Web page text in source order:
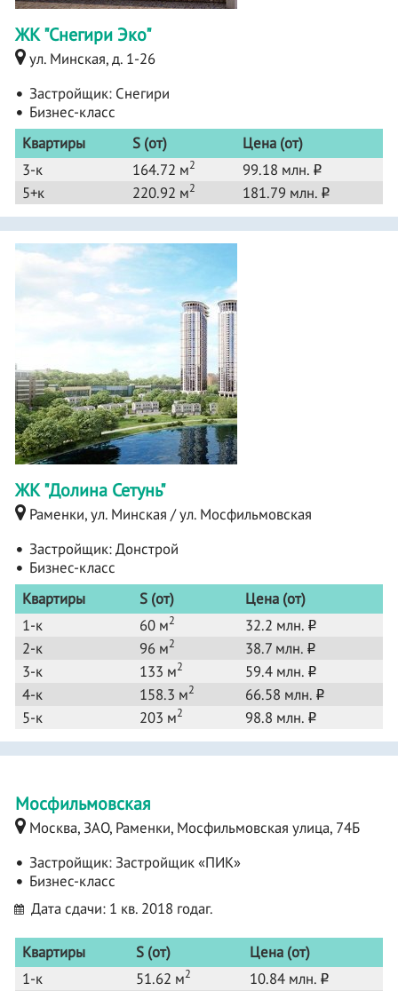
ЖК "Снегири Эко"
ул. Минская, д. 1-26
Застройщик: Снегири
Бизнес-класс
Квартиры
S (от)
Цена (от)
3-к
164.72 м2 99.18 млн. o
5+к 220.92 м2 181.79 млн. o
ЖК "Долина Сетунь"
Раменки, ул. Минская / ул. Мосфильмовская
Застройщик:Донстрой
Бизнес-класс
Квартиры
S (от)
Цена (от)
1-к
60 м2 32.2 млн. o
2-к 96 м2 38.7 млн. o
3-к 133 м2 59.4 млн. o
4-к 158.3 м2 66.58 млн. o
5-к 203 м2 98.8 млн. o
Мосфильмовская
Москва, ЗАО, Раменки, Мосфильмовская улица, 74Б
Застройщик:Застройщик «ПИК»
Бизнес-класс
Дата сдачи: 1 кв. 2018 годаг.
Квартиры S (от)
Цена (от)
1-к
51.62 м2 10.84 млн. o